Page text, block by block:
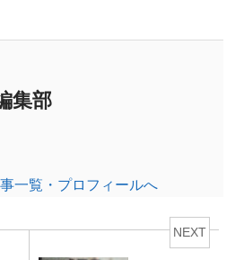
集部
一覧・プロフィールへ
NEXT